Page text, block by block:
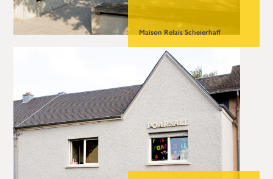
Maison Relais Scheierhaff